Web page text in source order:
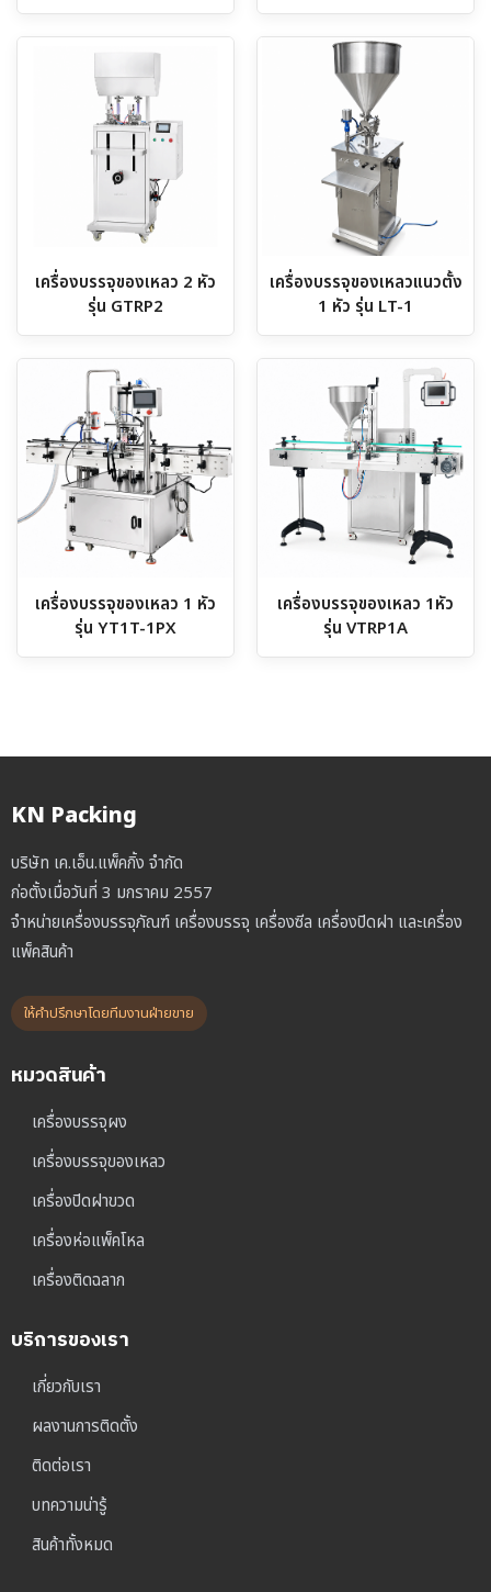
เครื่องบรรจุของเหลว 2 หัว
รุ่น GTRP2
เครื่องบรรจุของเหลวแนวตั้ง
1 หัว รุ่น LT-1
เครื่องบรรจุของเหลว 1 หัว
รุ่น YT1T-1PX
เครื่องบรรจุของเหลว 1หัว
รุ่น VTRP1A
KN Packing
บริษัท เค.เอ็น.แพ็คกิ้ง จำกัด
ก่อตั้งเมื่อวันที่ 3 มกราคม 2557
จำหน่ายเครื่องบรรจุภัณฑ์ เครื่องบรรจุ เครื่องซีล เครื่องปิดฝา และเครื่อง
แพ็คสินค้า
ให้คำปรึกษาโดยทีมงานฝ่ายขาย
หมวดสินค้า
เครื่องบรรจุผง
เครื่องบรรจุของเหลว
เครื่องปิดฝาขวด
เครื่องห่อแพ็คโหล
เครื่องติดฉลาก
บริการของเรา
เกี่ยวกับเรา
ผลงานการติดตั้ง
ติดต่อเรา
บทความน่ารู้
สินค้าทั้งหมด